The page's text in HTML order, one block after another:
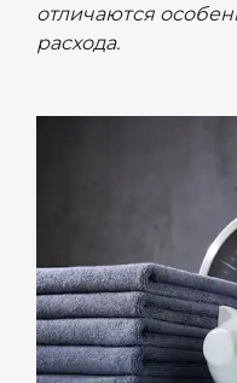
отличаются
расхода.